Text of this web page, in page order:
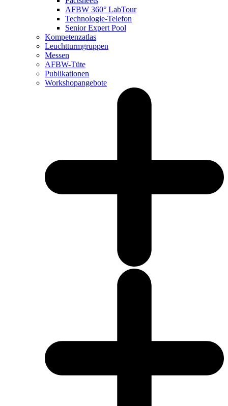
AFBW 360° LabTour
Technologie-Telefon
Senior Expert Pool
Kompetenzatlas
Leuchtturm­gruppen
Messen
AFBW-Tüte
Publikationen
Workshopangebote